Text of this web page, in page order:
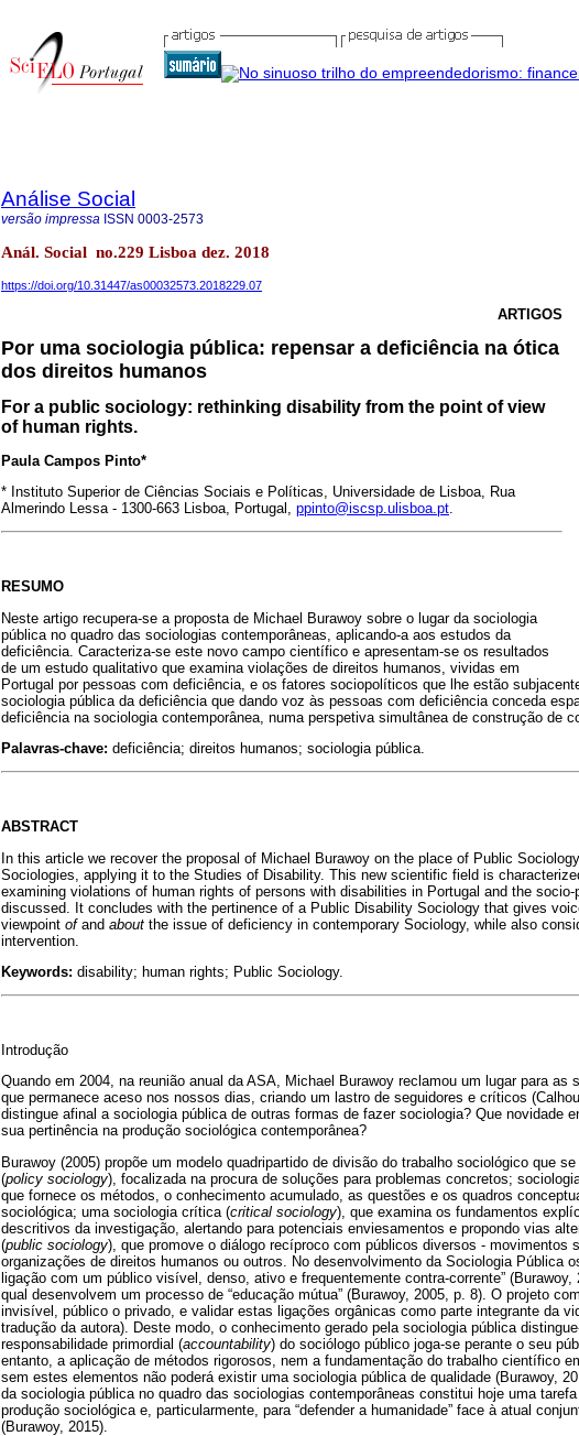
Análise Social
versão impressa ISSN 0003-2573
Anál. Social no.229 Lisboa dez. 2018
https://doi.org/10.31447/as00032573.2018229.07
ARTIGOS
Por uma sociologia pública: repensar a deficiência na ótica
dos direitos humanos
For a public sociology: rethinking disability from the point of view
of human rights.
Paula Campos Pinto*
* Instituto Superior de Ciências Sociais e Políticas, Universidade de Lisboa, Rua
Almerindo Lessa - 1300-663 Lisboa, Portugal, ppinto@iscsp.ulisboa.pt
RESUMO
Neste artigo recupera-se a proposta de Michael Burawoy sobre o lugar da sociologia
pública no quadro das sociologias contemporâneas, aplicando-a aos estudos da
deficiência. Caracteriza-se este novo campo científico e apresentam-se os resultados
de um estudo qualitativo que examina violações de direitos humanos, vividas em
Portugal por pessoas com deficiência, e os fatores sociopolíticos que lhe estão
sociologia pública da deficiência que dando voz às pessoas com deficiência conceda
deficiência na sociologia contemporânea, numa perspetiva simultânea de construção de
Palavras-chave: deficiência; direitos humanos; sociologia pública.
ABSTRACT
In this article we recover the proposal of Michael Burawoy on the place of Public
Sociologies, applying it to the Studies of Disability. This new scientific field is
examining violations of human rights of persons with disabilities in Portugal and the
discussed. It concludes with the pertinence of a Public Disability Sociology that gives
viewpoint ofand about the issue of deficiency in contemporary Sociology, while also
intervention.
Keywords: disability; human rights; Public Sociology.
Introdução
Quando em 2004, na reunião anual da ASA, Michael Burawoy reclamou um lugar para as
que permanece aceso nos nossos dias, criando um lastro de seguidores e críticos
distingue afinal a sociologia pública de outras formas de fazer sociologia? Que novidade
sua pertinência na produção sociológica contemporânea?
Burawoy (2005) propõe um modelo quadripartido de divisão do trabalho sociológico que
(policy sociology), focalizada na procura de soluções para problemas concretos;
que fornece os métodos, o conhecimento acumulado, as questões e os quadros
sociológica; uma sociologia crítica (critical sociology), que examina os fundamentos
descritivos da investigação, alertando para potenciais enviesamentos e propondo vias
(public sociology), que promove o diálogo recíproco com públicos diversos - movimentos
organizações de direitos humanos ou outros. No desenvolvimento da Sociologia Pública
ligação com um público visível, denso, ativo e frequentemente contra-corrente”
qual desenvolvem um processo de “educação mútua” (Burawoy, 2005, p. 8). O projeto
invisível, público o privado, e validar estas ligações orgânicas como parte integrante da
tradução da autora). Deste modo, o conhecimento gerado pela sociologia pública
responsabilidade primordial (accountability) do sociólogo público joga-se perante o seu
entanto, a aplicação de métodos rigorosos, nem a fundamentação do trabalho científico
sem estes elementos não poderá existir uma sociologia pública de qualidade (Burawoy,
da sociologia pública no quadro das sociologias contemporâneas constitui hoje uma
produção sociológica e, particularmente, para “defender a humanidade” face à atual
(Burawoy, 2015).